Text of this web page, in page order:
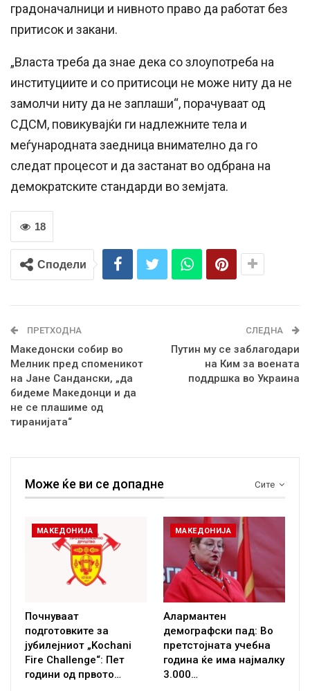
градоначалници и нивното право да работат без
притисок и закани.
„Власта треба да знае дека со злоупотреба на
институциите и со притисоци не може ниту да не
замолчи ниту да не заплаши“, порачуваат од
СДСМ, повикувајќи ги надлежните тела и
меѓународната заедница внимателно да го
следат процесот и да застанат во одбрана на
демократските стандарди во земјата.
18
Сподели
ПРЕТХОДНА
Македонски собир во
Мелник пред споменикот
на Јане Сандански, „да
бидеме Македонци и да
не се плашиме од
тиранијата“
СЛЕДНА
Путин му се заблагодари
на Ким за воената
поддршка во Украина
Сите
Може ќе ви се допадне
МАКЕДОНИЈА
Почнуваат
подготовките за
јубилејниот „Kochani
Fire Challenge“: Пет
години од првото…
МАКЕДОНИЈА
Алармантен
демографски пад: Во
претстојната учебна
година ќе има најмалку
3.000…